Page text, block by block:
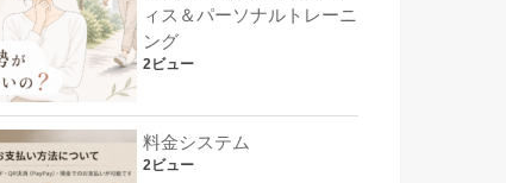
ィス＆パーソナルトレーニ
ング
2ビュー
料金システム
2ビュー